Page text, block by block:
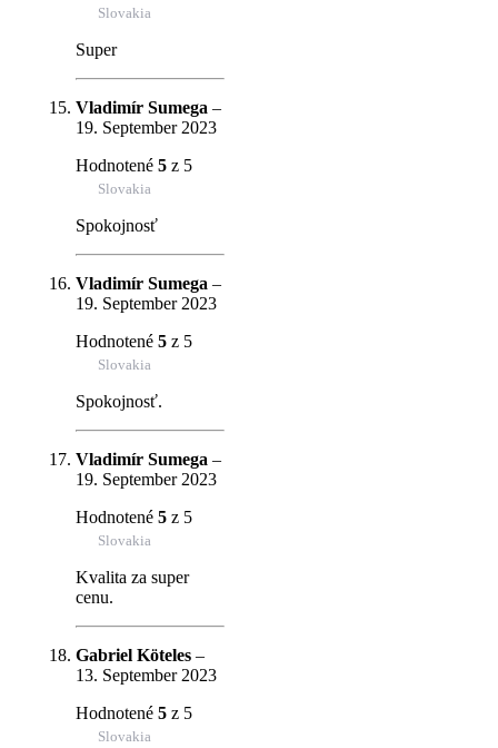
Slovakia
Super
Vladimír Sumega –
19. September 2023
Hodnotené 5 z 5
Slovakia
Spokojnosť
Vladimír Sumega –
19. September 2023
Hodnotené 5 z 5
Slovakia
Spokojnosť.
Vladimír Sumega –
19. September 2023
Hodnotené 5 z 5
Slovakia
Kvalita za super
cenu.
Gabriel Köteles –
13. September 2023
Hodnotené 5 z 5
Slovakia